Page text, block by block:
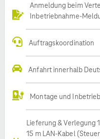
Anmeldung beim
Inbetriebnahme-
Auftragskoordination
Anfahrt innerhalb
Montage und
Lieferung & Verlegung
15 m LAN-Kabel